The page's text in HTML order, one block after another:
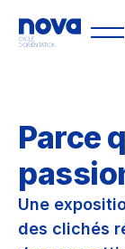
Parce
Une
des clichés